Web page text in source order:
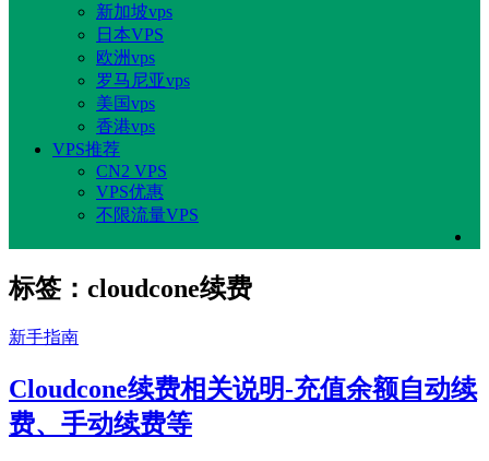
新加坡vps
日本VPS
欧洲vps
罗马尼亚vps
美国vps
香港vps
VPS推荐
CN2 VPS
VPS优惠
不限流量VPS
标签：cloudcone续费
新手指南
Cloudcone续费相关说明-充值余额自动续
费、手动续费等